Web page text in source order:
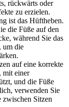
rückwärts oder
zu erzielen.
ist das Hüftheben.
die Füße auf den
während Sie das
um die
auf eine korrekte
mit einer
und die Füße
verwenden Sie
zwischen Sitzen